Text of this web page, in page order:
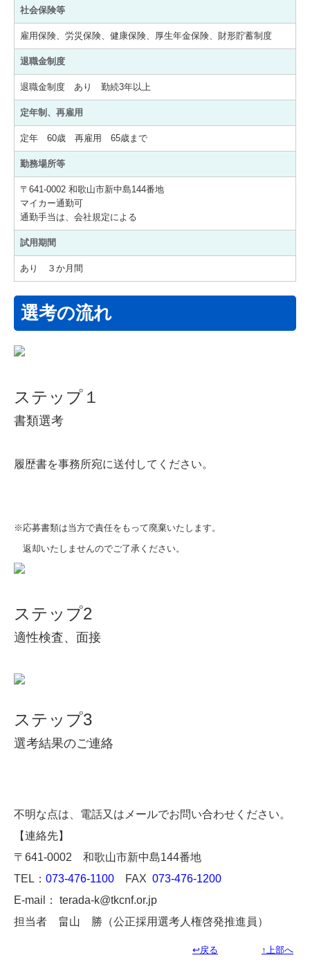
社会保険等
雇用保険、労災保険、健康保険、厚生年金保険、財形貯蓄制度
退職金制度
退職金制度 あり 勤続3年以上
定年制、再雇用
定年 60歳 再雇用 65歳まで
勤務場所等
〒641-0002 和歌山市新中島144番地
マイカー通勤可
通勤手当は、会社規定による
試用期間
あり ３か月間
選考の流れ
ステップ１
書類選考
履歴書を事務所宛に送付してください。
※応募書類は当方で責任を もって廃棄いたします。
返却いたしませんのでご了承ください。
ステップ2
適性検査、面接
ステップ3
選考結果のご連絡
不明な点は、電話又はメールでお問い合わせください。
【連絡先】
〒641-0002 和歌山市新中島144番地
TEL： 073-476-1100 FAX 073-476-1200
E-mail： terada-k@tkcnf.or.jp
担当者 畠山 勝（公正採用選考人権啓発推進員）
↩戻る ↑上部へ